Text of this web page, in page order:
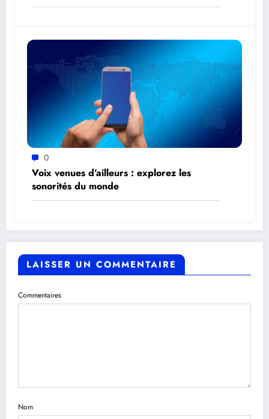
0
Voix venues d’ailleurs : explorez les
sonorités du monde
LAISSER UN COMMENTAIRE
Commentaires
Nom